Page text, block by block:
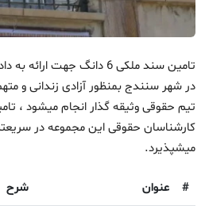
تامین سند ملکی 6 دانگ جهت
در شهر سنندج بمنظور آزادی زندانی و متهم ظرف مدت
تیم حقوقی وثیقه گذارانجام میشود ،
کارشناسان حقوقی این مجموعه در
میشپذیرد.
# عنوان شرح